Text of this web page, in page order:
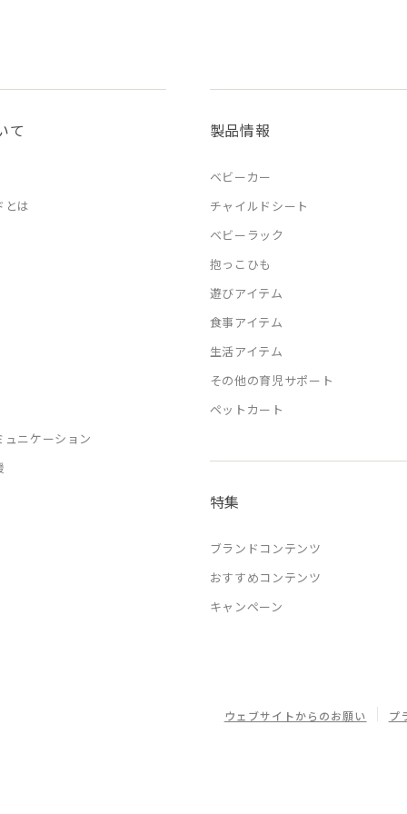
て
とは
ニケーション
製品情報
ベビーカー
チャイルドシート
ベビーラック
抱っこひも
遊びアイテム
食事アイテム
生活アイテム
その他の育児サポート
ペットカート
特集
ブランドコンテンツ
おすすめコンテンツ
キャンペーン
ウェブサイトからのお願い プ